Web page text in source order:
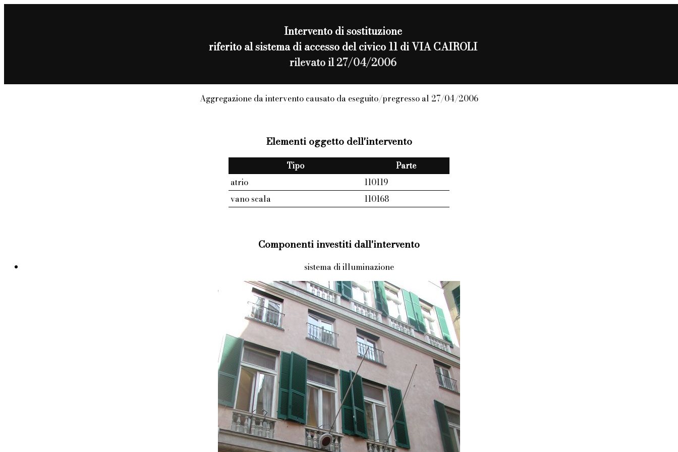
Intervento disostituzione
riferito al sistema di accesso del civico 11 di VIA CAIROLI
rilevato il 27/04/2006
Aggregazione da intervento causato da eseguito/pregresso al 27/04/2006
Elementi oggetto dell'intervento
Tipo
Parte
atrio
110119
vano scala
110168
Componenti investiti dall'intervento
sistema di illuminazione